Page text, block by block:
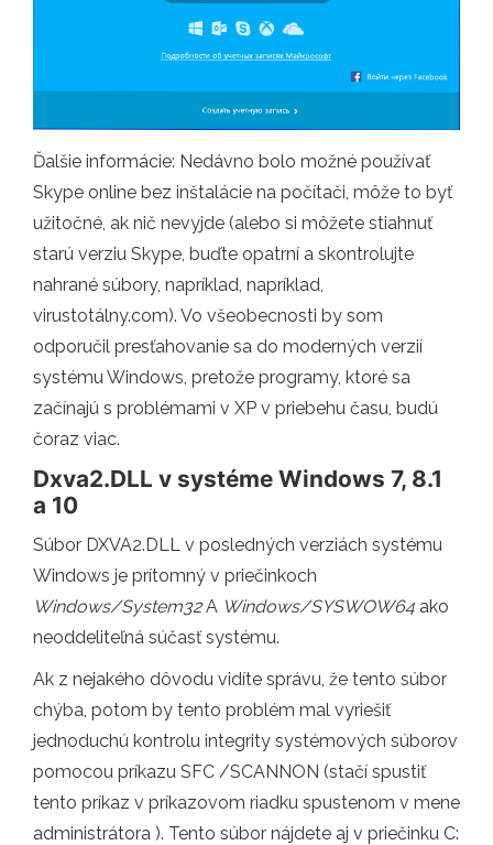
Ďalšie informácie: Nedávno bolo možné používať
Skype online bez inštalácie na počítači, môže to byť
užitočné, ak nič nevyjde (alebo si môžete stiahnuť
starú verziu Skype, buďte opatrní a skontrolujte
nahrané súbory, napríklad, napríklad,
virustotálny.com). Vo všeobecnosti by som
odporučil presťahovanie sa do moderných verzií
systému Windows, pretože programy, ktoré sa
začínajú s problémami v XP v priebehu času, budú
čoraz viac.
Dxva2.DLL v systéme Windows 7, 8.1
a 10
Súbor DXVA2.DLL v posledných verziách systému
Windows je prítomný v priečinkoch
Windows/System32A Windows/SYSWOW64 ako
neoddeliteľná súčasť systému.
Ak z nejakého dôvodu vidíte správu, že tento súbor
chýba, potom by tento problém mal vyriešiť
jednoduchú kontrolu integrity systémových súborov
pomocou príkazu SFC /SCANNON (stačí spustiť
tento príkaz v príkazovom riadku spustenom v mene
administrátora ). Tento súbor nájdete aj v priečinku C: